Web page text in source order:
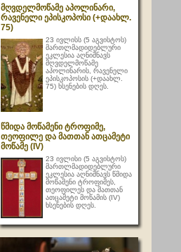
მღვდელმოწამე აპოლინარი,
რავენელი ეპისკოპოსი (+დაახლ.
75)
23 ივლისს (5 აგვისტოს)
მართლმადიდებლური
ეკლესია აღნიშნავს
მღვდელმოწამე
აპოლინარის, რავენელი
ეპისკოპოსის (+დაახლ.
75) ხსენების დღეს.
წმიდა მოწამენი ტროფიმე,
თეოფილე და მათთან ათცამეტი
მოწამე (IV)
23 ივლისი (5 აგვისტოს)
მართლმადიდებლური
ეკლესია აღნიშნავს წმიდა
მოწამენი ტროფიმეს,
თეოფილეს და მათთან
ათცამეტი მოწამის (IV)
ხსენების დღეს.